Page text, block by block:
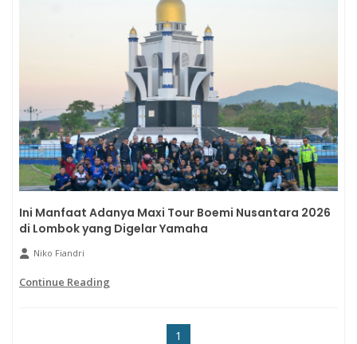
Ini Manfaat Adanya Maxi Tour Boemi Nusantara 2026
di Lombok yang Digelar Yamaha
Niko Fiandri
Continue Reading
1